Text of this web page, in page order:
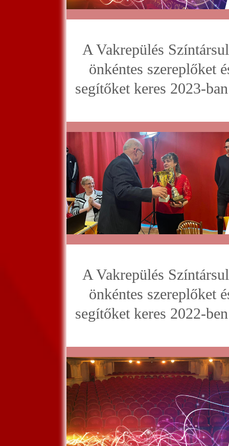
A Vakrepülés
önkéntes szereplőket
segítőket keres 2023-
A Vakrepülés
önkéntes szereplőket
segítőket keres 2022-